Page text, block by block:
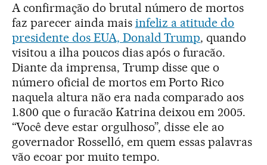
A confirmação do brutal número de mortos
faz parecer ainda mais infeliz a atitude do
presidente dos EUA, Donald Trump, quando
visitou a ilha poucos dias após o furacão.
Diante da imprensa, Trump disse que o
número oficial de mortos em Porto Rico
naquela altura não era nada comparado aos
1.800 que o furacão Katrina deixou em 2005.
“Você deve estar orgulhoso”, disse ele ao
governador Rosselló, em quem essas palavras
vão ecoar por muito tempo.